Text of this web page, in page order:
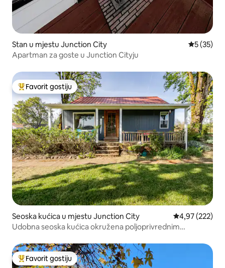
Stan u mjestu Junction City Prosječna
5 (35)
Apartman za goste u Junction Cityju
Glavni favorit gostiju
Favorit gostiju
Seoska kućica u mjestu Junction City Prosječna
4,97 (222)
Udobna seoska kućica okružena poljoprivrednim
Glavni favorit gostiju
Favorit gostiju